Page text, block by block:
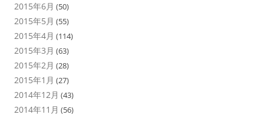
2015年6月 (50)
2015年5月 (55)
2015年4月 (114)
2015年3月 (63)
2015年2月 (28)
2015年1月 (27)
2014年12月 (43)
2014年11月 (56)